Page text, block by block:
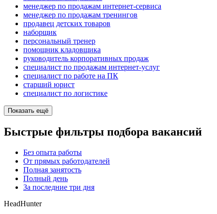
менеджер по продажам интернет-сервиса
менеджер по продажам тренингов
продавец детских товаров
наборщик
персональный тренер
помощник кладовщика
руководитель корпоративных продаж
специалист по продажам интернет-услуг
специалист по работе на ПК
старший юрист
специалист по логистике
Показать ещё
Быстрые фильтры подбора вакансий
Без опыта работы
От прямых работодателей
Полная занятость
Полный день
За последние три дня
HeadHunter